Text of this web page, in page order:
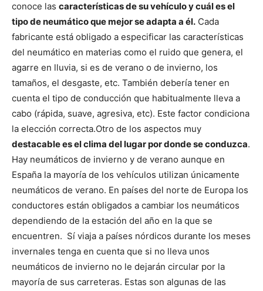
conoce las características de su vehículo y cuál es el
tipo de neumático que mejor se adapta a él. Cada
fabricante está obligado a especificar las características
del neumático en materias como el ruido que genera, el
agarre en lluvia, si es de verano o de invierno, los
tamaños, el desgaste, etc. También debería tener en
cuenta el tipo de conducción que habitualmente lleva a
cabo (rápida, suave, agresiva, etc). Este factor condiciona
la elección correcta.Otro de los aspectos muy
destacable es el clima del lugar por donde se conduzca.
Hay neumáticos de invierno y de verano aunque en
España la mayoría de los vehículos utilizan únicamente
neumáticos de verano. En países del norte de Europa los
conductores están obligados a cambiar los neumáticos
dependiendo de la estación del año en la que se
encuentren. Sí viaja a países nórdicos durante los meses
invernales tenga en cuenta que si no lleva unos
neumáticos de invierno no le dejarán circular por la
mayoría de sus carreteras. Estas son algunas de las